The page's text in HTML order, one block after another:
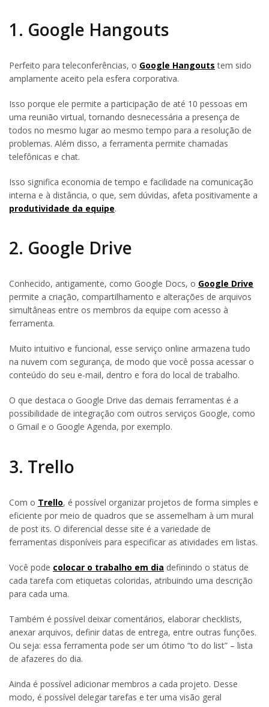
1. Google Hangouts
Perfeito para teleconferências, o Google Hangouts tem sido
amplamente aceito pela esfera corporativa.
Isso porque ele permite a participação de até 10 pessoas em
uma reunião virtual, tornando desnecessária a presença de
todos no mesmo lugar ao mesmo tempo para a resolução de
problemas. Além disso, a ferramenta permite chamadas
telefônicas e chat.
Isso significa economia de tempo e facilidade na comunicação
interna e à distância, o que, sem dúvidas, afeta positivamente a
produtividade da equipe.
2. Google Drive
Conhecido, antigamente, como Google Docs, o Google Drive
permite a criação, compartilhamento e alterações de arquivos
simultâneas entre os membros da equipe com acesso à
ferramenta.
Muito intuitivo e funcional, esse serviço online armazena tudo
na nuvem com segurança, de modo que você possa acessar o
conteúdo do seu e-mail, dentro e fora do local de trabalho.
O que destaca o Google Drive das demais ferramentas é a
possibilidade de integração com outros serviços Google, como
o Gmail e o Google Agenda, por exemplo.
3. Trello
Com o Trello, é possível organizar projetos de forma simples e
eficiente por meio de quadros que se assemelham à um mural
de post its. O diferencial desse site é a variedade de
ferramentas disponíveis para especificar as atividades em listas.
Você pode colocar o trabalho em dia definindo o status de
cada tarefa com etiquetas coloridas, atribuindo uma descrição
para cada uma.
Também é possível deixar comentários, elaborar checklists,
anexar arquivos, definir datas de entrega, entre outras funções.
Ou seja: essa ferramenta pode ser um ótimo “to do list” – lista
de afazeres do dia.
Ainda é possível adicionar membros a cada projeto. Desse
modo, é possível delegar tarefas e ter uma visão geral